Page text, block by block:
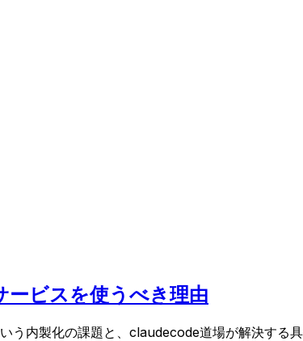
ビスを使うべき理由
内製化の課題と、claudecode道場が解決する